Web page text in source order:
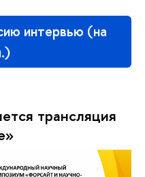
интервью (на
трансляция